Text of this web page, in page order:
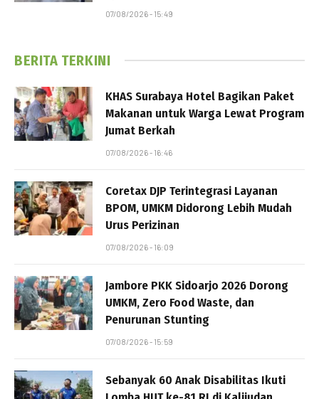
07/08/2026 - 15:49
BERITA TERKINI
KHAS Surabaya Hotel Bagikan Paket
Makanan untuk Warga Lewat Program
Jumat Berkah
07/08/2026 - 16:46
Coretax DJP Terintegrasi Layanan
BPOM, UMKM Didorong Lebih Mudah
Urus Perizinan
07/08/2026 - 16:09
Jambore PKK Sidoarjo 2026 Dorong
UMKM, Zero Food Waste, dan
Penurunan Stunting
07/08/2026 - 15:59
Sebanyak 60 Anak Disabilitas Ikuti